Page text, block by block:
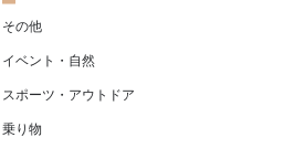
その他
イベント・自然
スポーツ・アウトドア
乗り物